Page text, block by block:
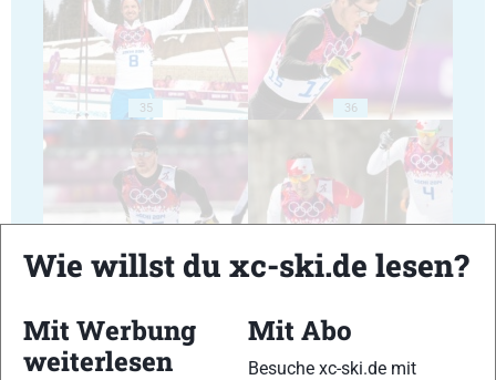
35 36
37 38
Wie willst du xc-ski.de lesen?
Mit Werbung
weiterlesen
Mit Abo
Besuche xc-ski.de mit